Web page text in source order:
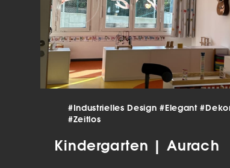
#Industrielles Design#Elegant
#Zeitlos
Kindergarten | Aurach